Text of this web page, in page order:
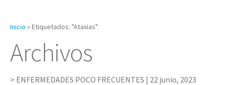
Inicio » Etiquetados: "Ataxias"
Archivos
ENFERMEDADES POCO FRECUENTES | 22 junio, 2023